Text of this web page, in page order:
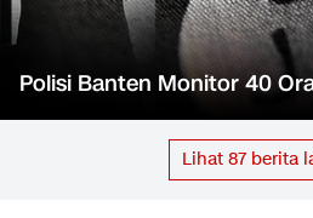
Polisi Banten Monitor 40
Lihat 87berita